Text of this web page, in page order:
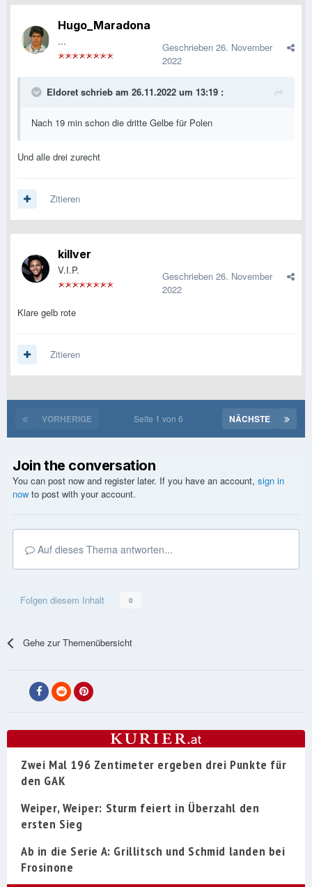
Hugo_Maradona
... Geschrieben 26. November
2022
Eldoret schrieb am 26.11.2022 um 13:19 :
Nach 19 min schon die dritte Gelbe für Polen
Und alle drei zurecht
Zitieren
killver
V.I.P. Geschrieben 26. November
2022
Klare gelb rote
Zitieren
VORHERIGE NÄCHSTE
Seite 1 von 6
Join the conversation
You can post now and register later. If you have an account, sign in
now to post with your account.
Auf dieses Thema antworten...
Folgen diesem Inhalt 0
Gehe zur Themenübersicht
Zwei Mal 196 Zentimeter ergeben drei Punkte für
den GAK
Weiper, Weiper: Sturm feiert in Überzahl den
ersten Sieg
Ab in die Serie A: Grillitsch und Schmid landen bei
Frosinone